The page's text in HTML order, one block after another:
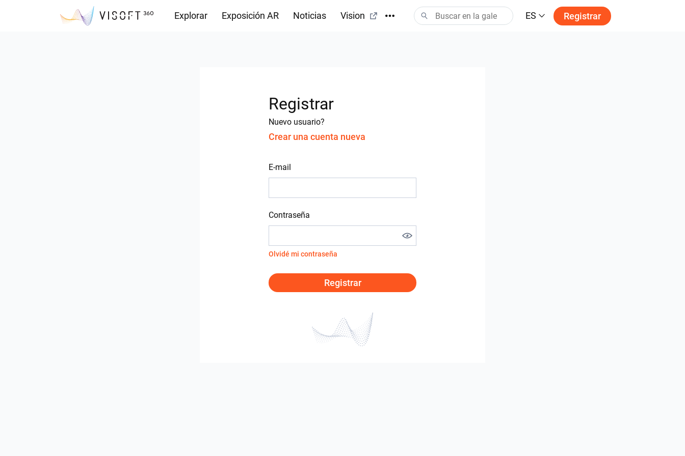
Explorar Exposición AR Noticias Vision ES Registrar
Registrar
Nuevo usuario?
Crear una cuenta nueva
E-mail
Contraseña
Olvidé mi contraseña
Registrar